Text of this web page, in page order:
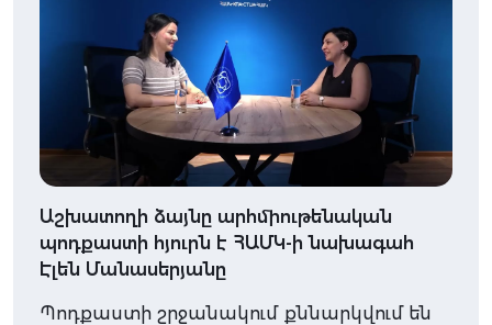
Աշխատողի ձայնը արհմիութենական
պոդքաստի հյուրն է ՀԱՄԿ-ի նախագահ
Էլեն Մանասերյանը
Պոդքաստի շրջանակում քննարկվում են